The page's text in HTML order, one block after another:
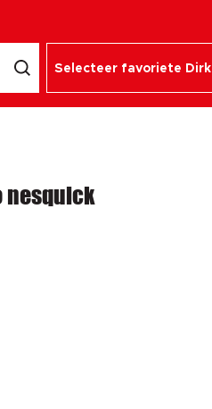
Selecteer favoriete Dirk
nesquick